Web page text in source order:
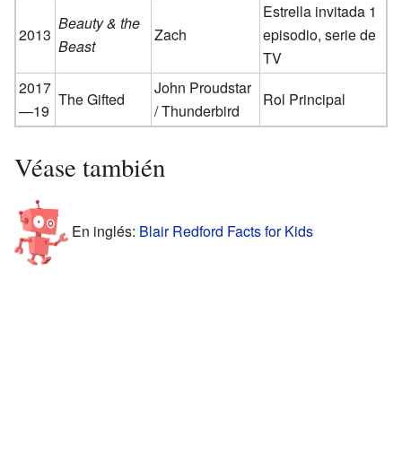
2013
Beauty & the
Beast
Zach
Estrella invitada 1
episodio, serie de
TV
2017
—19
The Gifted
John Proudstar
/ Thunderbird
Rol Principal
Véase también
En inglés: Blair Redford Facts for Kids